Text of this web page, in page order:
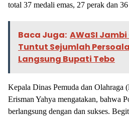
total 37 medali emas, 27 perak dan
Baca Juga: AWaSI
Tuntut Sejumlah
Langsung Bupati Tebo
Kepala Dinas Pemuda dan Olahraga
Erisman Yahya mengatakan, bahwa
berlangsung dengan dan sukses.